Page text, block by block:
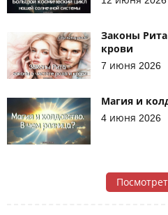
Законы
крови
7 июня 2026
Магия и
4 июня 2026